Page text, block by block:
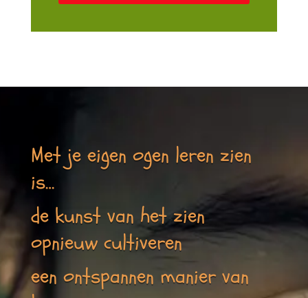
Met je eigen ogen leren zien
is…
de kunst van het zien
opnieuw cultiveren
een ontspannen manier van